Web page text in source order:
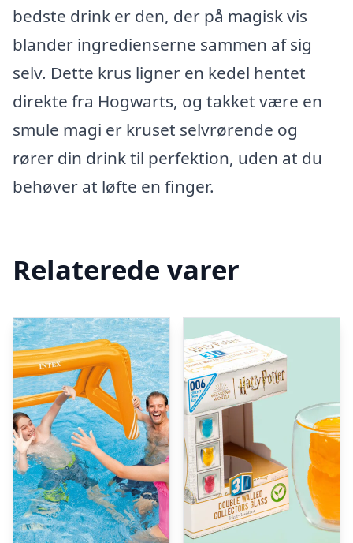
bedste drink er den, der på magisk vis
blander ingredienserne sammen af sig
selv. Dette krus ligner en kedel hentet
direkte fra Hogwarts, og takket være en
smule magi er kruset selvrørende og
rører din drink til perfektion, uden at du
behøver at løfte en finger.
Relaterede varer